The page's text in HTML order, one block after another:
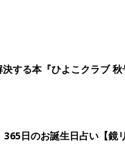
する本『ひよこクラブ
日のお誕生日占い【鏡